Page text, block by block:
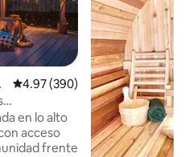
Calificación promedio: 4.97 de
4.97 (390)
en lo alto
acceso
frente